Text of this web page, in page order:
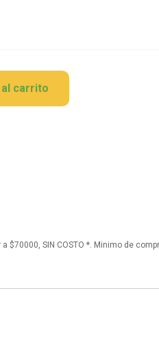
carrito
$70000, SIN COSTO *. Minimo de